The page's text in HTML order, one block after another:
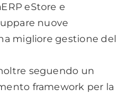
eStore e
nuove
migliore gestione del
seguendo un
framework per la